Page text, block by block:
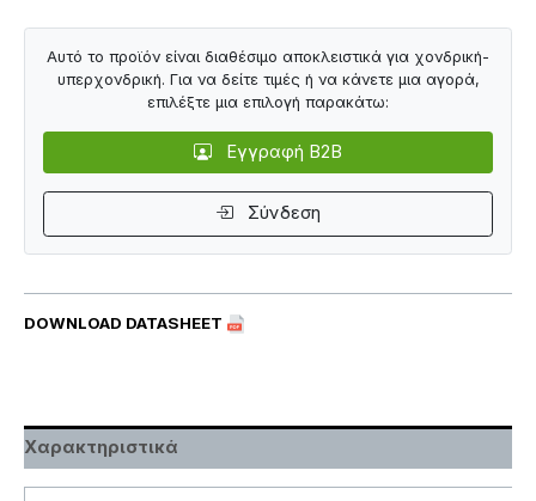
DOWNLOAD DATASHEET
Αυτό το προϊόν είναι διαθέσιμο αποκλειστικά για χονδρική-
υπερχονδρική. Για να δείτε τιμές ή να κάνετε μια αγορά,
επιλέξτε μια επιλογή παρακάτω:
Εγγραφή B2B
Σύνδεση
Χαρακτηριστικά